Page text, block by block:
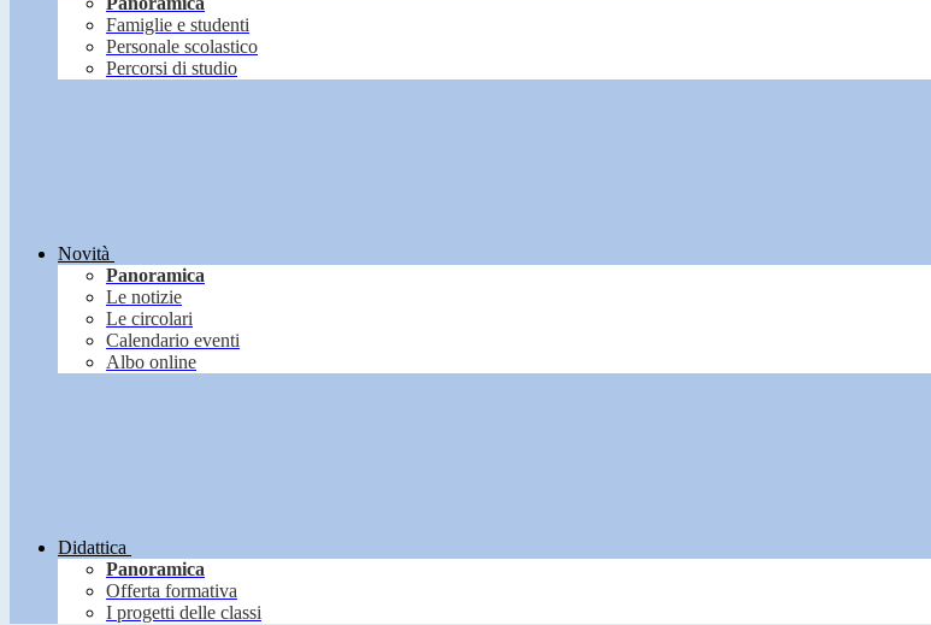
Famiglie e studenti
Personale scolastico
Percorsi di studio
Novità
Panoramica
Le notizie
Le circolari
Calendario eventi
Albo online
Didattica
Panoramica
Offerta formativa
I progetti delle classi